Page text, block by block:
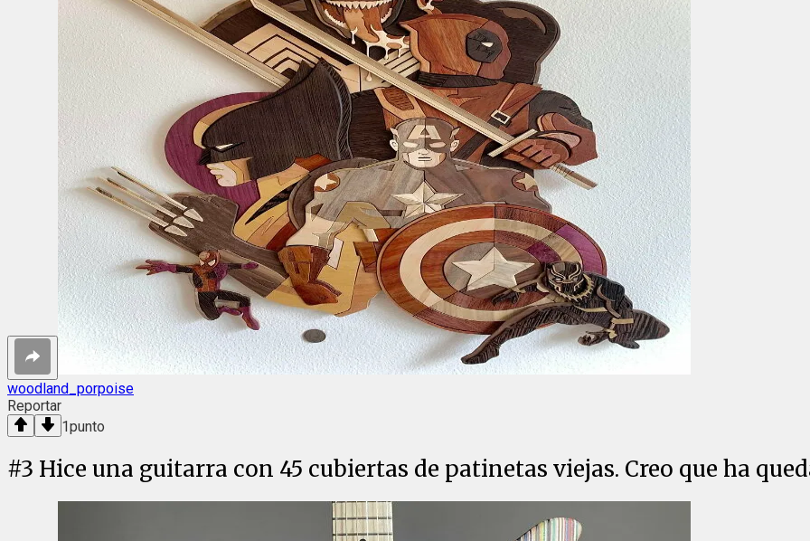
woodland_porpoise
Reportar
1punto
#3 Hice una guitarra con 45 cubiertas de patinetas viejas. Creo que ha